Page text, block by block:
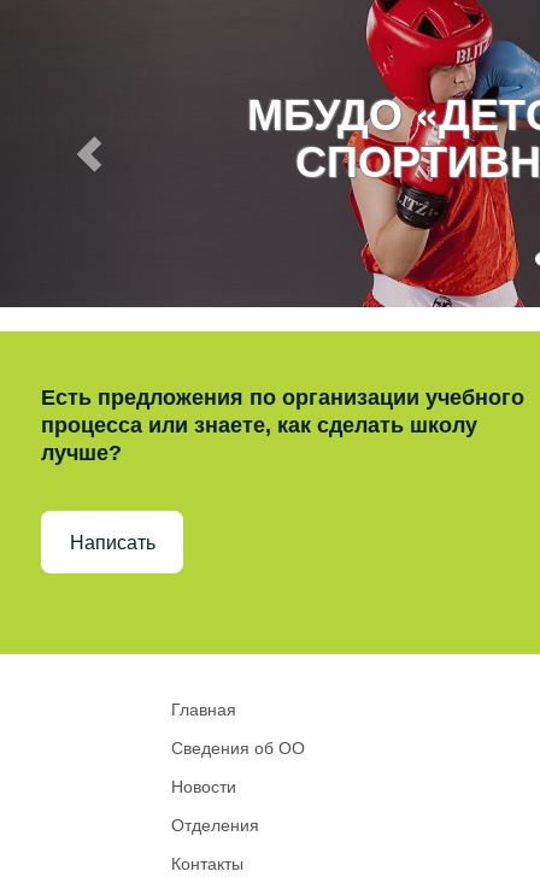
МБУДО
Есть предложения по организации учебного
процесса или знаете, как сделать школу
лучше?
Написать
Главная
Сведения об ОО
Новости
Отделения
Контакты